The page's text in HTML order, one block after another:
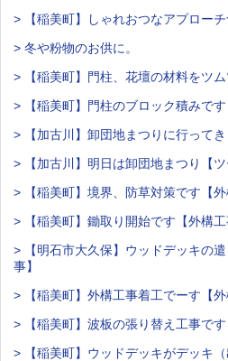
> 【稲美町】しゃれおつなアプロー
> 冬や粉物のお供に。
> 【稲美町】門柱、花壇の材料をツ
> 【稲美町】門柱のブロック積みで
> 【加古川】卸団地まつりに行ってき
> 【加古川】明日は卸団地まつり【ツ
> 【稲美町】境界、防草対策です【
> 【稲美町】鋤取り開始です【外構工
> 【明石市大久保】ウッドデッキの
事】
> 【稲美町】外構工事着工でーす【
> 【稲美町】波板の張り替え工事です
> 【稲美町】ウッドデッキがデッキ